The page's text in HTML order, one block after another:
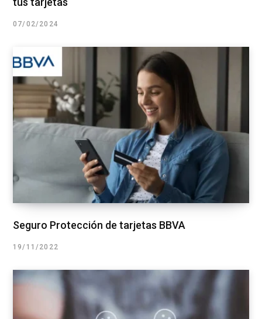
07/02/2024
Seguro Protección de tarjetas BBVA
19/11/2022